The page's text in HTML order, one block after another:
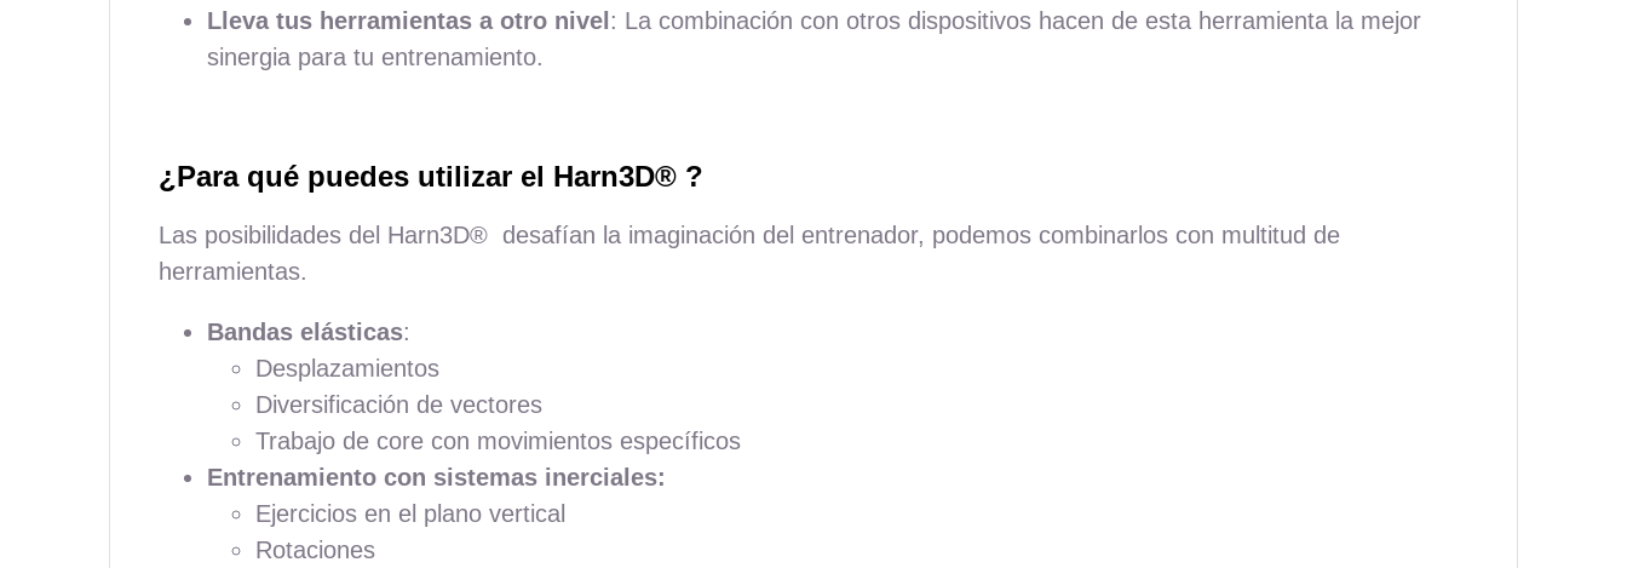
Lleva tus herramientas a otro nivel : La combinación con otros dispositivos hacen de esta herramienta la mejor
sinergia para tu entrenamiento.
¿Para qué puedes utilizar el Harn3D® ?
Las posibilidades del Harn3D® desafían la imaginación del entrenador, podemos combinarlos con multitud de
herramientas.
Bandas elásticas:
Desplazamientos
Diversificación de vectores
Trabajo de core con movimientos específicos
Entrenamiento con sistemas inerciales:
Ejercicios en el plano vertical
Rotaciones